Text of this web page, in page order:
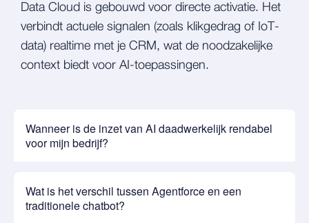
Data Cloud is gebouwd voor directe activatie. Het
verbindt actuele signalen (zoals klikgedrag of IoT-
data) realtime met je CRM, wat de noodzakelijke
context biedt voor AI-toepassingen.
Wanneer is de inzet van AI daadwerkelijk rendabel
voor mijn bedrijf?
Wat is het verschil tussen Agentforce en een
traditionele chatbot?